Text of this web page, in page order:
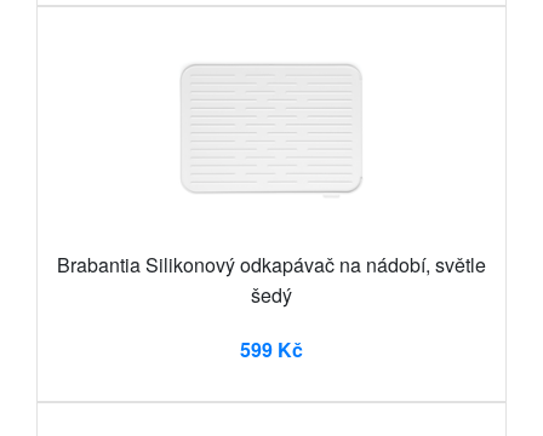
Brabantia Silikonový odkapávač na nádobí, světle
šedý
599 Kč